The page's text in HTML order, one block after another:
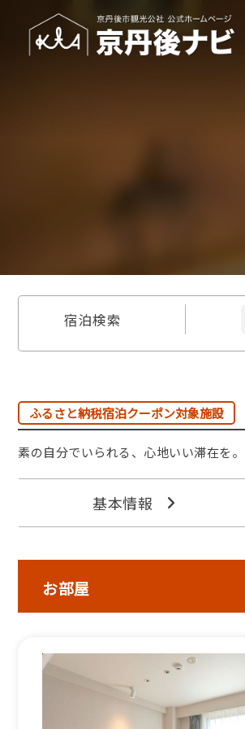
宿泊検索
ふるさと納税宿泊クーポン対象施設
素の自分でいられる、心地いい滞在を。
基本情報
お部屋